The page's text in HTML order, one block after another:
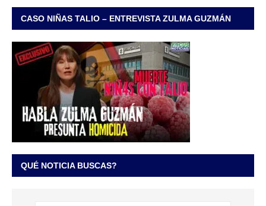
CASO NIÑAS TALIO – ENTREVISTA ZULMA GUZMÁN
QUÉ NOTICIA BUSCAS?